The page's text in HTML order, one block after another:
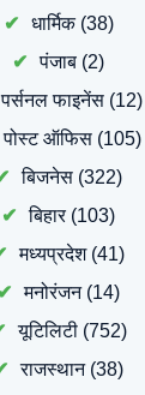
धार्मिक(38)
पंजाब (2)
पर्सनल फाइनेंस (12)
पोस्ट ऑफिस(105)
बिजनेस (322)
बिहार(103)
मध्यप्रदेश(41)
मनोरंजन(14)
यूटिलिटी(752)
राजस्थान(38)